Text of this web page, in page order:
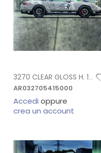
3270 CLEAR GLOSS H. 1,37X45,7 MT
AR032705415000
Accedi oppure
crea un account